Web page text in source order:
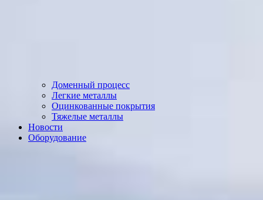
Доменный процесс
Легкие металлы
Оцинкованные покрытия
Тяжелые металлы
Новости
Оборудование